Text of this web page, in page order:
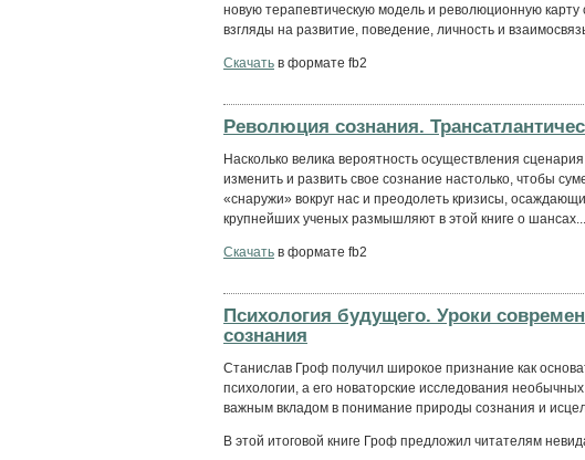
новую терапевтическую модель и революционную
взгляды на развитие, поведение, личность и
Скачать в формате fb2
Революция сознания.
Насколько велика вероятность осуществления
изменить и развить свое сознание настолько, чтобы
«снаружи» вокруг нас и преодолеть кризисы,
крупнейших ученых размышляют в этой книге о шансах...
Скачать в формате fb2
Психология будущего. Уроки
сознания
Станислав Гроф получил широкое признание как
психологии, а его новаторские исследования
важным вкладом в понимание природы сознания и
В этой итоговой книге Гроф предложил читателям